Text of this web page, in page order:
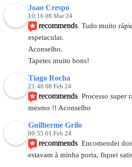
Joao Crespo
10:16 08 Mar 24
recommends Tudo muito
espetacular.
Aconselho.
Tapetes muito bons!
Tiago Rocha
21:48 08 Feb 24
recommends Processo super
mesmo !! Aconselho
Guilherme Grilo
00:55 01 Feb 24
recommends Encomendei
estavam à minha porta, fiquei